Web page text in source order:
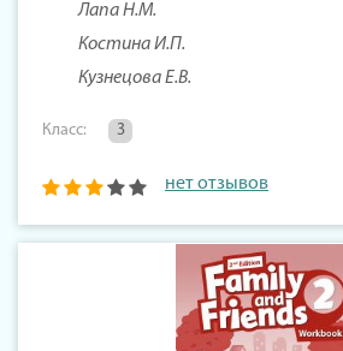
Лапа Н.М.
Костина И.П.
Кузнецова Е.В.
Класс: 3
нет отзывов